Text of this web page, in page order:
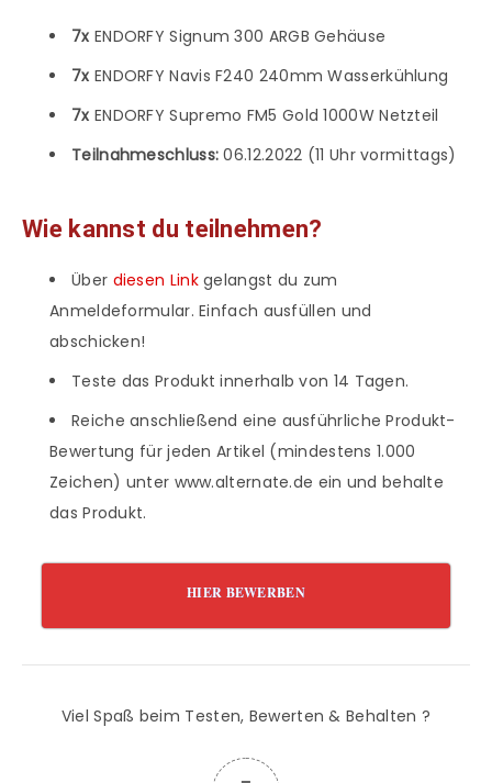
7x ENDORFY Signum 300 ARGB Gehäuse
7x ENDORFY Navis F240 240mm Wasserkühlung
7x ENDORFY Supremo FM5 Gold 1000W Netzteil
Teilnahmeschluss: 06.12.2022 (11 Uhr vormittags)
Wie kannst du teilnehmen?
Über diesen Linkgelangst du zum
Anmeldeformular. Einfach ausfüllen und
abschicken!
Teste das Produkt innerhalb von 14 Tagen.
Reiche anschließend eine ausführliche Produkt-
Bewertung für jeden Artikel (mindestens 1.000
Zeichen) unter www.alternate.de ein und behalte
das Produkt.
HIER BEWERBEN
Viel Spaß beim Testen, Bewerten & Behalten ?